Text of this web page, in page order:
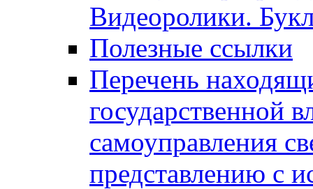
Видеоролики.
Полезные ссылки
Перечень
государственной
самоуправления
представлению с